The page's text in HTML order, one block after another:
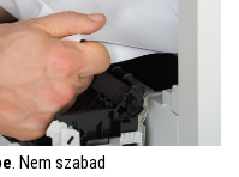
. Nem szabad